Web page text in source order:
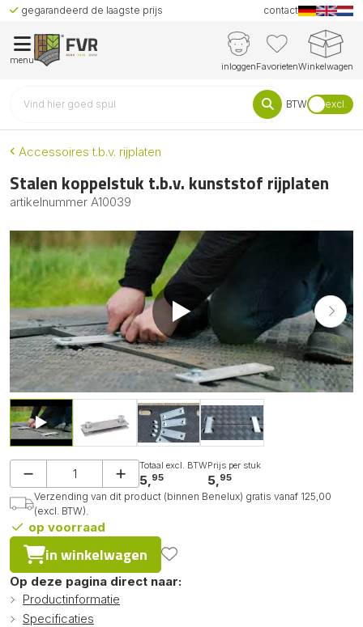
gegarandeerd de laagste prijs contact
menu
inloggenFavorietenWinkelwagen
BTW excl.
Accessoires t.b.v. rijplaten
Stalen koppelstuk t.b.v. kunststof rijplaten
artikelnummer A10039
Totaal excl. BTW
5,95
Prijs per stuk
5,95
Verzending van dit product (binnen Benelux) gratis vanaf 125,00
(excl. BTW).
op voorraad
in winkelwagen
Op deze pagina direct naar:
Productinformatie
Specificaties